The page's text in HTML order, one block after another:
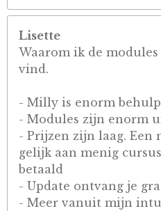
Lisette
Waarom ik de
vind.
- Milly is enorm
- Modules zijn enorm
- Prijzen zijn laag. Een
gelijk aan menig
betaald
- Update ontvang je
- Meer vanuit mijn